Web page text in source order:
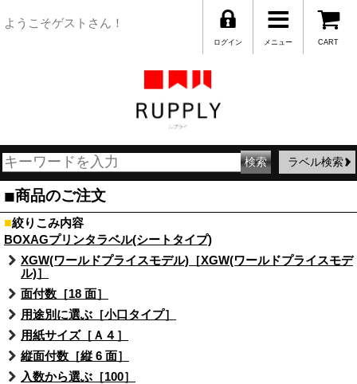
ようこそゲストさん！
CART
メニュー
ログイン
ラベル検索
■商品のご注文
■絞りこみ内容
BOXAGプリンタラベル(シートタイプ)
XGW(ワールドプライスモデル)［XGW(ワールドプライスモデ
ル)］
面付数［18 面］
用途別に選ぶ［小口タイプ］
用紙サイズ［Ａ４］
縦面付数［縦 6 面］
入数から選ぶ［100］